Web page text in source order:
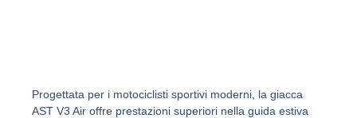
Progettata per i motociclisti sportivi moderni, la giacca
AST V3 Air offre prestazioni superiori nella guida estiva